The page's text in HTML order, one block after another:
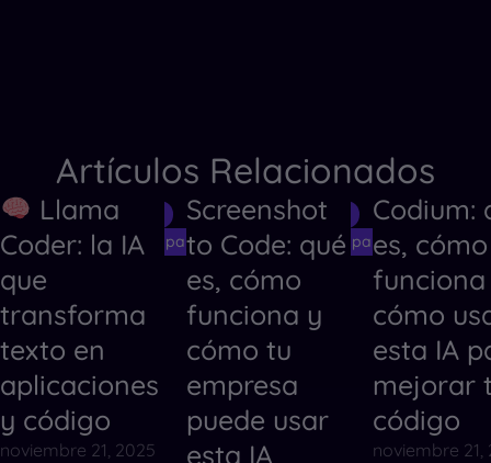
Artículos Relacionados
Herramientas de IA
Herramientas de IA para Crear Códigos
Llama
Coder: la IA
que
transforma
texto en
aplicaciones
y código
noviembre 21, 2025
Herramientas de IA
Herramientas de IA para Crear
Screenshot
to Code: qué
es, cómo
funciona y
cómo tu
empresa
puede usar
esta IA
Codium:
es, cómo
cómo
esta IA
mejorar
código
noviembre 21,